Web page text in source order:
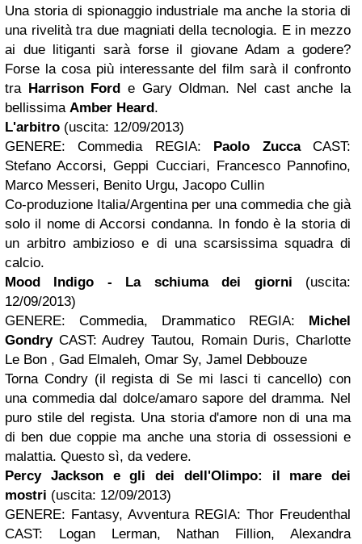
Una storia di spionaggio industriale ma anche la storia di
una rivelità tra due magniati della tecnologia. E in mezzo
ai due litiganti sarà forse il giovane Adam a godere?
Forse la cosa più interessante del film sarà il confronto
tra Harrison Ford e Gary Oldman. Nel cast anche la
bellissima Amber Heard.
L'arbitro (uscita: 12/09/2013)
GENERE: Commedia REGIA: Paolo ZuccaCAST:
Stefano Accorsi, Geppi Cucciari, Francesco Pannofino,
Marco Messeri, Benito Urgu, Jacopo Cullin
Co-produzione Italia/Argentina per una commedia che già
solo il nome di Accorsi condanna. In fondo è la storia di
un arbitro ambizioso e di una scarsissima squadra di
calcio.
Mood Indigo - La schiuma dei giorni (uscita:
12/09/2013)
GENERE: Commedia, Drammatico REGIA: Michel
GondryCAST: Audrey Tautou, Romain Duris, Charlotte
Le Bon , Gad Elmaleh, Omar Sy, Jamel Debbouze
Torna Condry (il regista di Se mi lasci ti cancello) con
una commedia dal dolce/amaro sapore del dramma. Nel
puro stile del regista. Una storia d'amore non di una ma
di ben due coppie ma anche una storia di ossessioni e
malattia. Questo sì, da vedere.
Percy Jackson e gli dei dell'Olimpo: il mare dei
mostri (uscita: 12/09/2013)
GENERE: Fantasy, Avventura REGIA: Thor Freudenthal
CAST: Logan Lerman, Nathan Fillion, Alexandra